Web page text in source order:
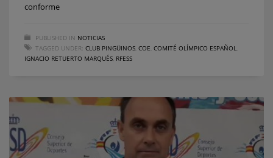
conforme
PUBLISHED IN NOTICIAS
TAGGED UNDER: CLUB PINGÜINOS COE COMITÉ OLÍMPICO ESPAÑOL
IGNACIO RETUERTO MARQUÉS RFESS